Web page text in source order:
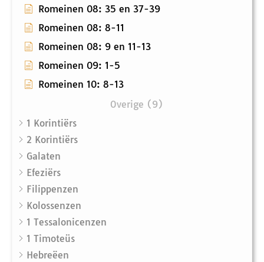
Romeinen 08: 35 en 37-39
Romeinen 08: 8-11
Romeinen 08: 9 en 11-13
Romeinen 09: 1-5
Romeinen 10: 8-13
Overige (9)
1 Korintiërs
2 Korintiërs
Galaten
Efeziërs
Filippenzen
Kolossenzen
1 Tessalonicenzen
1 Timoteüs
Hebreëen